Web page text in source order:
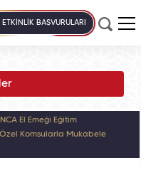
ETKİNLİK BAŞVURULARI
El Emeği Eğitim
Komşularla Mukâbele